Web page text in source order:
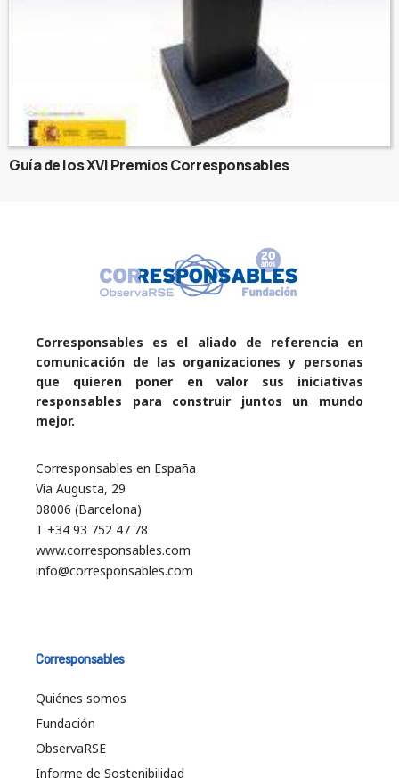
Guía de los XVI Premios Corresponsables
Corresponsables es el aliado de referencia en
comunicación de las organizaciones y personas
que quieren poner en valor sus iniciativas
responsables para construir juntos un mundo
mejor.
Corresponsables en España
Vía Augusta, 29
08006 (Barcelona)
T +34 93 752 47 78
www.corresponsables.com
info@corresponsables.com
Corresponsables
Quiénes somos
Fundación
ObservaRSE
Informe de Sostenibilidad